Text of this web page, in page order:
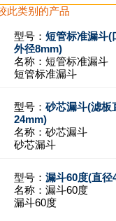
此类别的产品
型号： 短管标准漏斗(
外径8mm)
名称： 短管标准漏斗
短管标准漏斗
型号： 砂芯漏斗(滤板
24mm)
名称： 砂芯漏斗
砂芯漏斗
型号： 漏斗60度(直径
名称： 漏斗60度
漏斗60度